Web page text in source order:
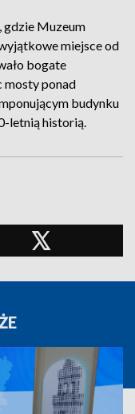
gdzie Muzeum
miejsce od
bogate
mosty ponad
budynku
letnią historią.